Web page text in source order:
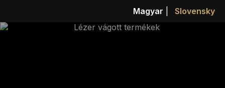
Magyar Slovensky